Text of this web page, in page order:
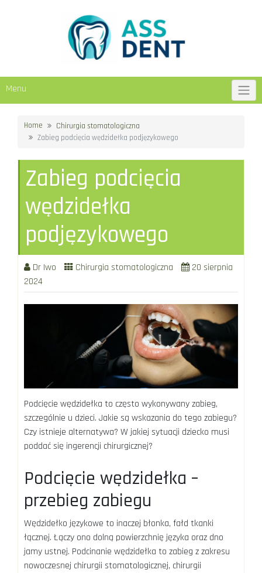
Menu
Home
Chirurgia stomatologiczna
Zabieg podcięcia wędzidełka podjęzykowego
Zabieg podcięcia
wędzidełka
podjęzykowego
Dr Iwo Chirurgia stomatologiczna
20 sierpnia
2024
Podcięcie wędzidełka to często wykonywany zabieg,
szczególnie u dzieci. Jakie są wskazania do tego zabiegu?
Czy istnieje alternatywa? W jakiej sytuacji dziecko musi
poddać się ingerencji chirurgicznej?
Podcięcie wędzidełka –
przebieg zabiegu
Wędzidełko językowe to inaczej błonka, fałd tkanki
łącznej. Łączy ono dolną powierzchnię języka oraz dno
jamy ustnej. Podcinanie wędzidełka to zabieg z zakresu
nowoczesnej chirurgii stomatologicznej, chirurgii